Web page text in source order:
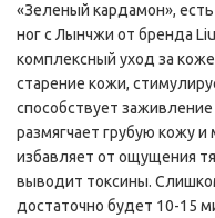
«Зеленый кардамон»,
ног с Лынчжи от бренда
комплексный уход за
старение кожи,
способствует
размягчает грубую кожу
избавляет от ощущения
выводит токсины.
достаточно будет 10-15